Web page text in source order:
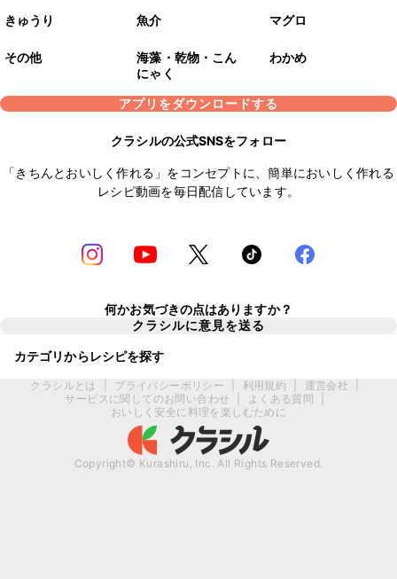
きゅうり 魚介 マグロ
その他
海藻・乾物・こん
にゃく
わかめ
アプリをダウンロードする
クラシルの公式SNSをフォロー
「きちんとおいしく作れる」をコンセプトに、簡単においしく作れる
レシピ動画を毎日配信しています。
何かお気づきの点はありますか？
クラシルに意見を送る
カテゴリからレシピを探す
クラシルとは プライバシーポリシー 利用規約 運営会社
サービスに関してのお問い合わせ
よくある質問
おいしく安全に料理を楽しむために
Copyright© Kurashiru, Inc. All Rights Reserved.